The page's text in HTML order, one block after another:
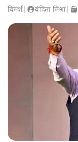
विमर्श वंदिता मिश्रा